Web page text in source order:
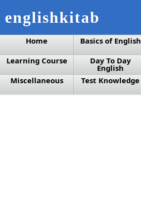
englishkitab
Home Basics of English
Learning Course
Day To Day
English
Miscellaneous
Test Knowledge